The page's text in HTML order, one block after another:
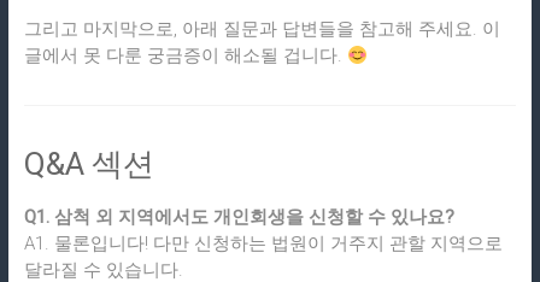
그리고 마지막으로, 아래 질문과 답변들을 참고해 주세요. 이
글에서 못 다룬 궁금증이 해소될 겁니다.
Q&A 섹션
Q1. 삼척 외 지역에서도 개인회생을 신청할 수 있나요?
A1. 물론입니다! 다만 신청하는 법원이 거주지 관할 지역으로
달라질 수 있습니다.